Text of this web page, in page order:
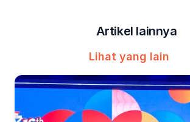
Artikel lainnya
Lihat yang lain